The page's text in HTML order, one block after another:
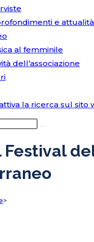
e attualità
al femminile
dell’associazione
la ricerca sul sito
Festival
>